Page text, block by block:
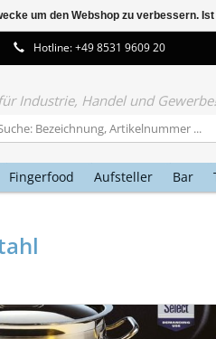
Hotline: +49 8531 9609 20
Industrie, Handel und Gewerbe!
Fingerfood Aufsteller Bar
um den Webshop zu verbessern.